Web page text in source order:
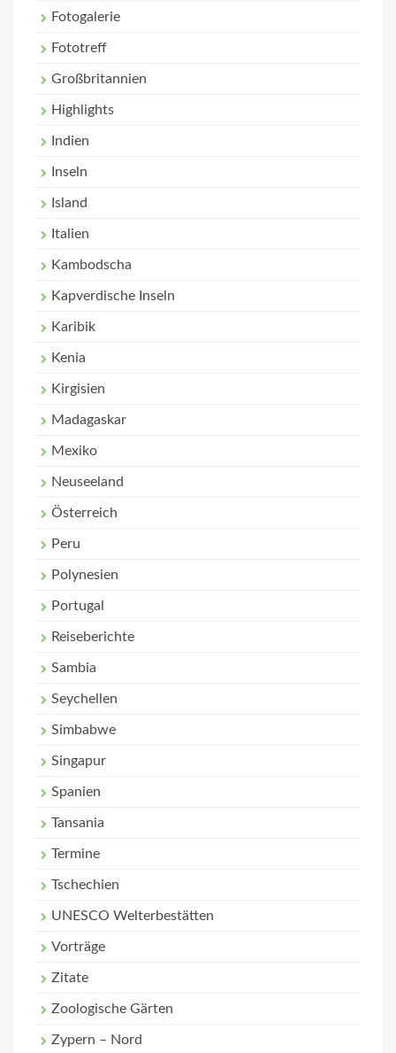
Fotogalerie
Fototreff
Großbritannien
Highlights
Indien
Inseln
Island
Italien
Kambodscha
Kapverdische Inseln
Karibik
Kenia
Kirgisien
Madagaskar
Mexiko
Neuseeland
Österreich
Peru
Polynesien
Portugal
Reiseberichte
Sambia
Seychellen
Simbabwe
Singapur
Spanien
Tansania
Termine
Tschechien
UNESCO Welterbestätten
Vorträge
Zitate
Zoologische Gärten
Zypern – Nord